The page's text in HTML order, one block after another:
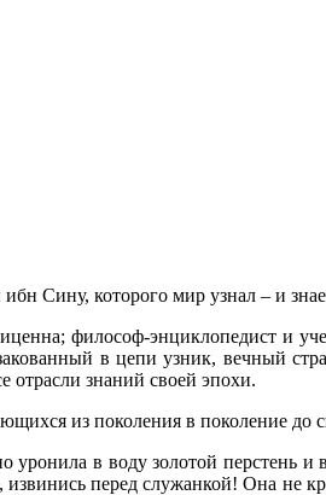
Сину, которого мир узнал – и
философ-энциклопедист и
в цепи узник, вечный
знаний своей эпохи.
из поколения в поколение до
в воду золотой перстень
перед служанкой! Она не